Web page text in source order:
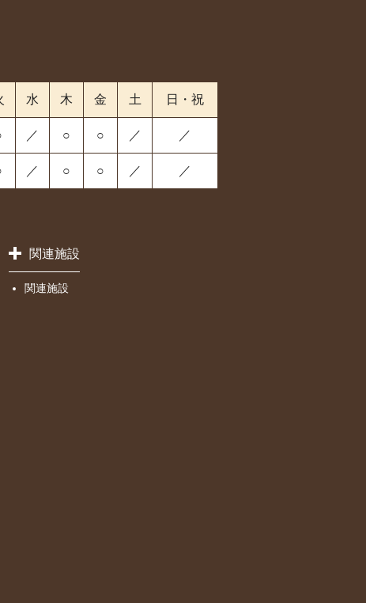
水 木 金 土 日・祝
／ ○ ○ ／ ／
／ ○ ○ ／ ／
関連施設
関連施設